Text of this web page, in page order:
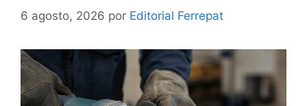
6 agosto, 2026 por Editorial Ferrepat